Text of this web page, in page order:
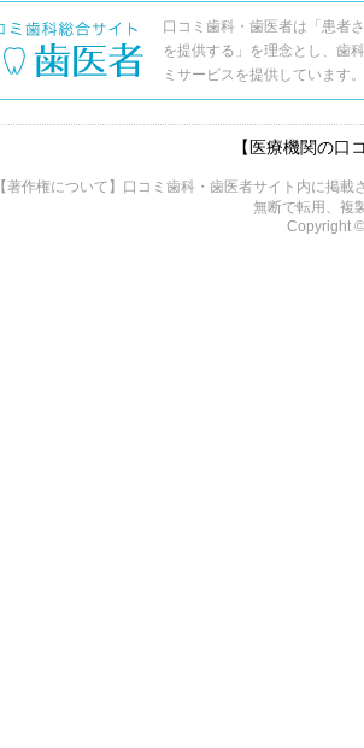
口コミ歯科・歯医者は「患者
を提供する」を理念とし、歯
ミサービスを提供しています。
【医療機関の口
【著作権について】口コミ歯科・歯医者サイト内に掲
無断で転用、複
Copyright